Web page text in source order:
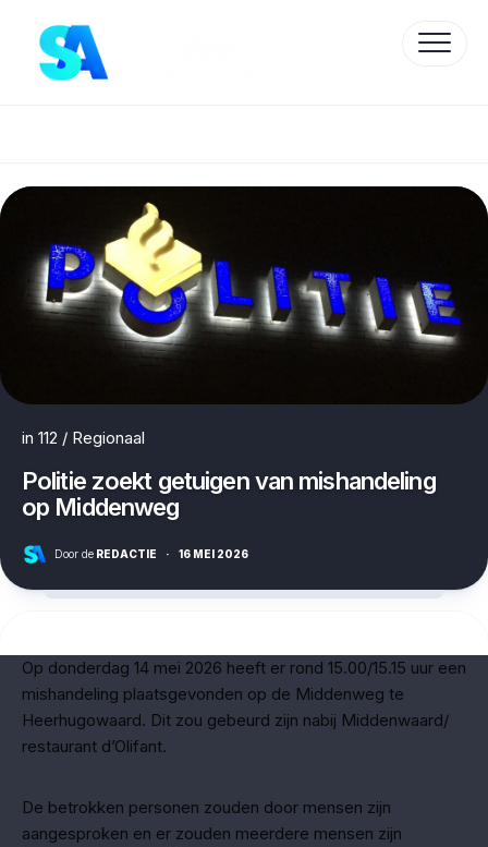
content
in 112 / Regionaal
Politie zoekt getuigen van mishandeling
op Middenweg
Door de REDACTIE · 16 MEI 2026
Op donderdag 14 mei 2026 heeft er rond 15.00/15.15 uur een
mishandeling plaatsgevonden op de Middenweg te
Heerhugowaard. Dit zou gebeurd zijn nabij Middenwaard/
restaurant d’Olifant.
De betrokken personen zouden door mensen zijn
aangesproken en er zouden meerdere mensen zijn
Protected by WP Anti-Hacker